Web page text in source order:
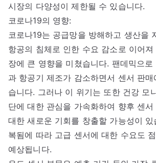
시장의 다양성이 제한될 수 있습니다.
코로나19의 영향:
코로나19는 공급망을 방해하고 생산을
항공의 침체로 인한 수요 감소로 이어
장에 큰 영향을 미쳤습니다. 팬데믹으
과 항공기 제조가 감소하면서 센서 판
습니다. 그러나 이 위기는 또한 건강 모
단에 대한 관심을 가속화하여 향후 센서
대한 새로운 기회를 창출할 가능성이 있
복됨에 따라 고급 센서에 대한 수요도
예상됩니다.